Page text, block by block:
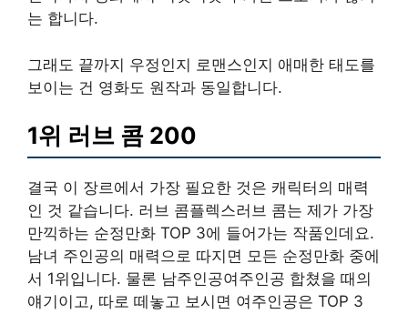
는 합니다.
그래도 끝까지 우정인지 로맨스인지 애매한 태도를
보이는 건 영화도 원작과 동일합니다.
1위 러브 콤 200
결국 이 장르에서 가장 필요한 것은 캐릭터의 매력
인 것 같습니다. 러브 콤플렉스러브 콤는 제가 가장
만끽하는 순정만화 TOP 3에 들어가는 작품인데요.
남녀 주인공의 매력으로 따지면 모든 순정만화 중에
서 1위입니다. 물론 남주인공여주인공 합쳤을 때의
얘기이고, 따로 떼놓고 보시면 여주인공은 TOP 3